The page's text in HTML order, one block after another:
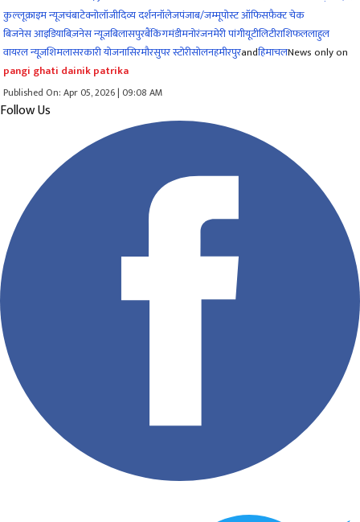
कुल्लूक्राइम न्यूजचंबाटेक्नोलॉजीदिव्य दर्शननॉलेजपंजाब/जम्मूपोस्ट ऑफिसफ़ैक्ट चेक
बिजनेस आइडियाबिज़नेस न्यूज़बिलासपुरबैंकिंगमंडीमनोरंजनमेरी पांगीयूटीलिटीराशिफललाहुल
वायरल न्यूज़शिमलासरकारी योजनासिरमौरसुपर स्टोरीसोलनहमीरपुरandहिमाचलNews only on
pangi ghati dainik patrika
Published On: Apr 05, 2026 | 09:08 AM
Follow Us